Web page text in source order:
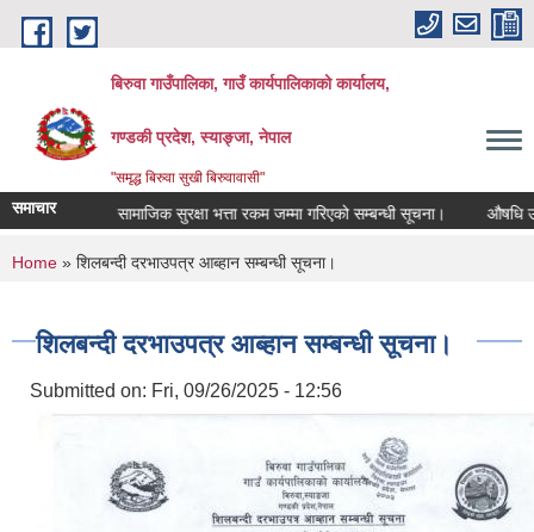
Skip to main content
बिरुवा गाउँपालिका, गाउँ कार्यपालिकाको कार्यालय,
गण्डकी प्रदेश, स्याङ्जा, नेपाल
"समृद्ध बिरुवा सुखी बिरुवावासी"
समाचार सामाजिक सुरक्षा भत्ता रकम जम्मा गरिएको सम्बन्धी सूचना। औषधि उपचार
You are here
Home » शिलबन्दी दरभाउपत्र आब्हान सम्बन्धी सूचना।
शिलबन्दी दरभाउपत्र आब्हान सम्बन्धी सूचना।
Submitted on: Fri, 09/26/2025 - 12:56